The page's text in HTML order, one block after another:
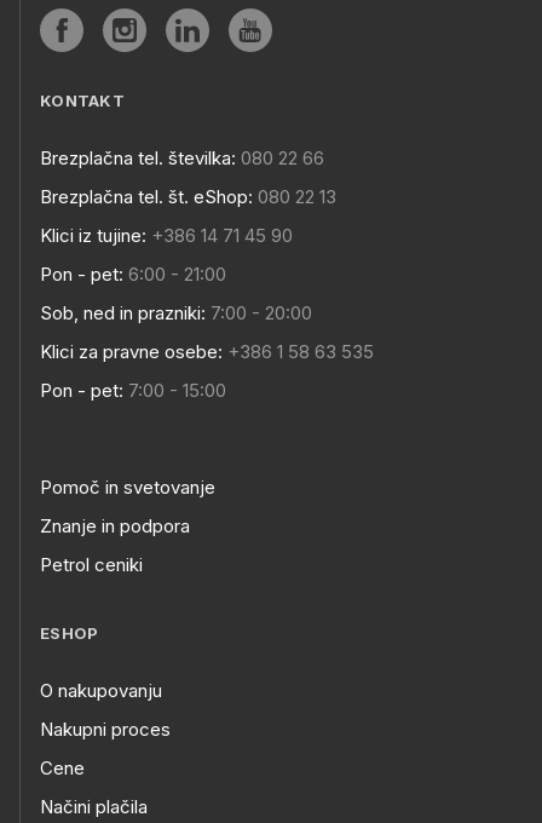
KONTAKT
Brezplačna tel. številka: 080 22 66
Brezplačna tel. št. eShop: 080 22 13
Klici iz tujine: +386 14 71 45 90
Pon - pet: 6:00 - 21:00
Sob, ned in prazniki: 7:00 - 20:00
Klici za pravne osebe: +386 1 58 63 535
Pon - pet: 7:00 - 15:00
Pomoč in svetovanje
Znanje in podpora
Petrol ceniki
ESHOP
O nakupovanju
Nakupni proces
Cene
Načini plačila